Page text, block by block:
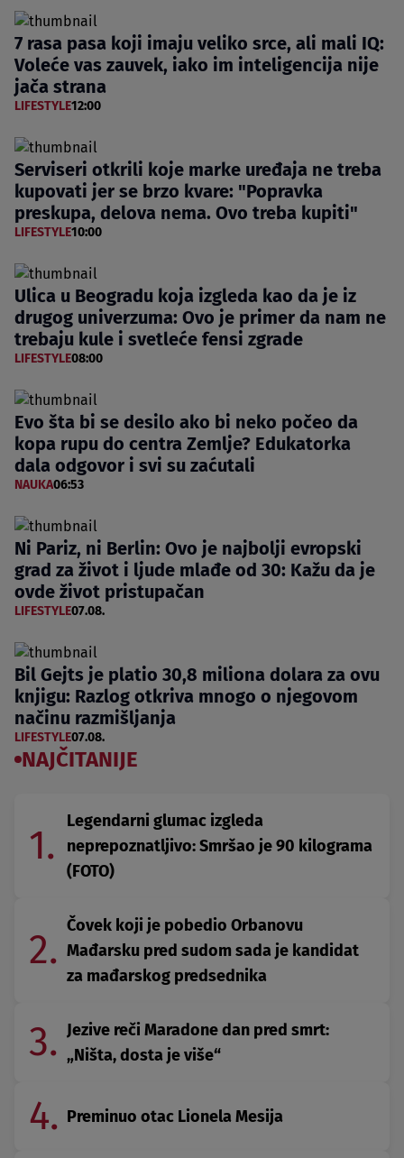
7 rasa pasa koji imaju veliko srce, ali mali IQ:
Voleće vas zauvek, iako im inteligencija nije
jača strana
LIFESTYLE12:00
Serviseri otkrili koje marke uređaja ne treba
kupovati jer se brzo kvare: "Popravka
preskupa, delova nema. Ovo treba kupiti"
LIFESTYLE10:00
Ulica u Beogradu koja izgleda kao da je iz
drugog univerzuma: Ovo je primer da nam ne
trebaju kule i svetleće fensi zgrade
LIFESTYLE08:00
Evo šta bi se desilo ako bi neko počeo da
kopa rupu do centra Zemlje? Edukatorka
dala odgovor i svi su zaćutali
NAUKA06:53
Ni Pariz, ni Berlin: Ovo je najbolji evropski
grad za život i ljude mlađe od 30: Kažu da je
ovde život pristupačan
LIFESTYLE07.08.
Bil Gejts je platio 30,8 miliona dolara za ovu
knjigu: Razlog otkriva mnogo o njegovom
načinu razmišljanja
LIFESTYLE07.08.
NAJČITANIJE
1.
Legendarni glumac izgleda
neprepoznatljivo: Smršao je 90 kilograma
(FOTO)
2.
Čovek koji je pobedio Orbanovu
Mađarsku pred sudom sada je kandidat
za mađarskog predsednika
3. Jezive reči Maradone dan pred smrt:
„Ništa, dosta je više“
4. Preminuo otac Lionela Mesija